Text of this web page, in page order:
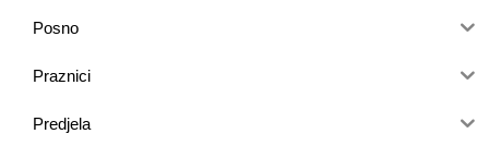
Posno
Praznici
Predjela